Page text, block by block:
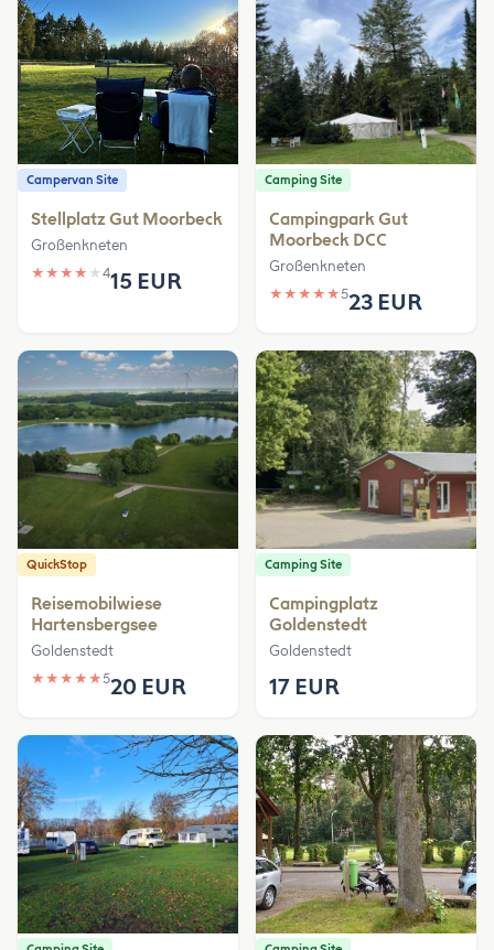
Campervan Site
Stellplatz Gut Moorbeck
Großenkneten
★ ★ ★ ★ ★ 415 EUR
Camping Site
Campingpark Gut
Moorbeck DCC
Großenkneten
★ ★ ★ ★ ★523 EUR
QuickStop
Reisemobilwiese
Hartensbergsee
Goldenstedt
★ ★ ★ ★ ★520 EUR
Camping Site
Campingplatz
Goldenstedt
Goldenstedt
17 EUR